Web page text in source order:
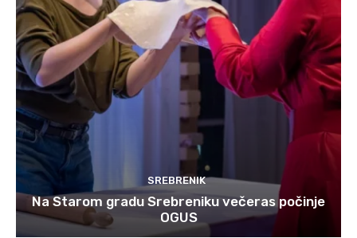
SREBRENIK
Na Starom gradu Srebreniku večeras počinje
OGUS